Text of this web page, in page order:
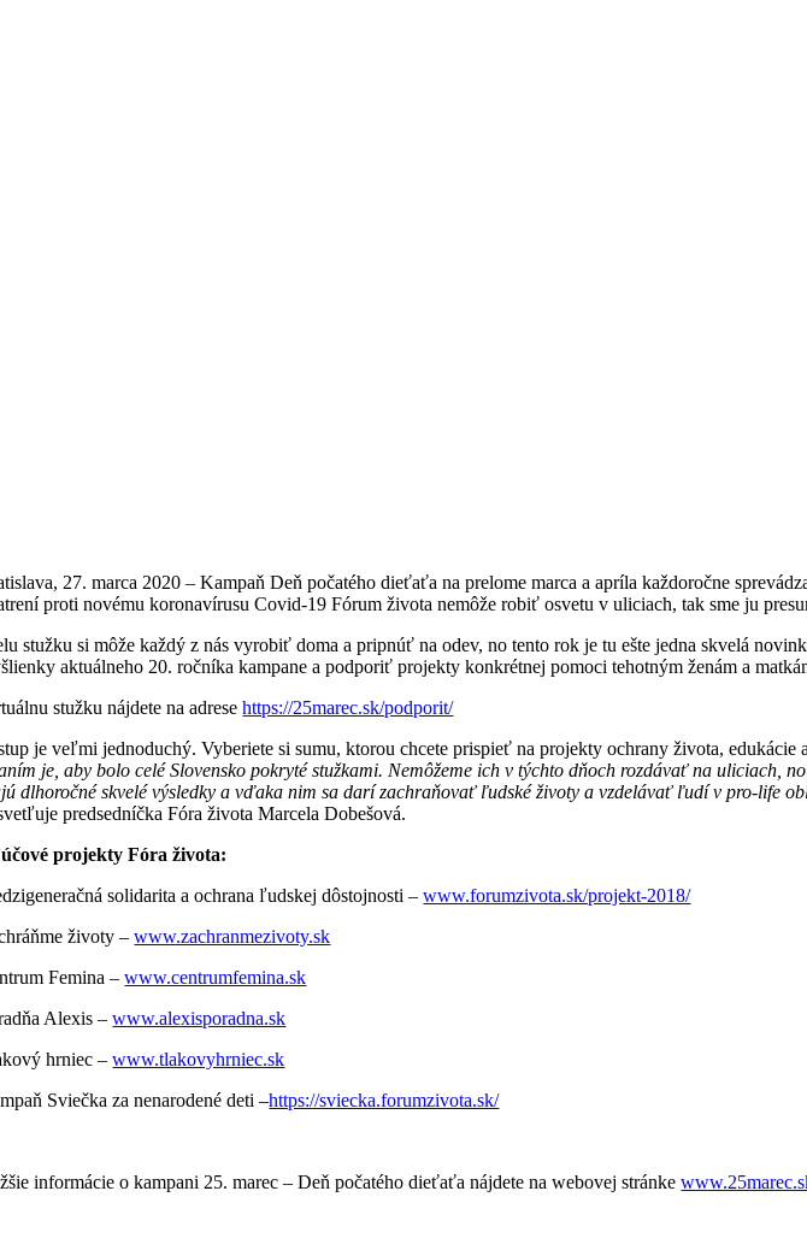
27. marca 2020 – Kampaň Deň počatého dieťaťa na prelome marca a apríla každoročne
proti novému koronavírusu Covid-19 Fórum života nemôže robiť osvetu v uliciach, tak sme ju
stužku si môže každý z nás vyrobiť doma a pripnúť na odev, no tento rok je tu ešte jedna skvelá
aktuálneho 20. ročníka kampane a podporiť projekty konkrétnej pomoci tehotným ženám a
stužku nájdete na adresehttps://25marec.sk/podporit/
je veľmi jednoduchý. Vyberiete si sumu, ktorou chcete prispieť na projekty ochrany života,
je, aby bolo celé Slovensko pokryté stužkami. Nemôžeme ich v týchto dňoch rozdávať na
dlhoročné skvelé výsledky a vďaka nim sa darí zachraňovať ľudské životy a vzdelávať ľudí v pro-life
predsedníčka Fóra života Marcela Dobešová.
projekty Fóra života:
solidarita a ochrana ľudskej dôstojnosti –www.forumzivota.sk/projekt-2018/
životy –www.zachranmezivoty.sk
Femina –www.centrumfemina.sk
Alexis –www.alexisporadna.sk
hrniec –www.tlakovyhrniec.sk
Sviečka za nenarodené deti –https://sviecka.forumzivota.sk/
informácie o kampani 25. marec – Deň počatého dieťaťa nájdete na webovej stránke